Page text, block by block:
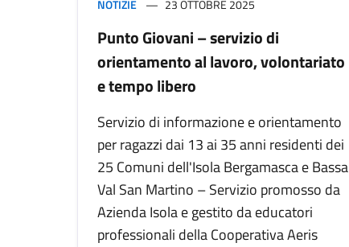
NOTIZIE 23 OTTOBRE 2025
Punto Giovani – servizio di
orientamento al lavoro, volontariato
e tempo libero
Servizio di informazione e orientamento
per ragazzi dai 13 ai 35 anni residenti dei
25 Comuni dell'Isola Bergamasca e Bassa
Val San Martino – Servizio promosso da
Azienda Isola e gestito da educatori
professionali della Cooperativa Aeris